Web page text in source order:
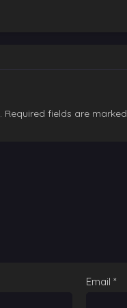
Required fields are marked
Email *